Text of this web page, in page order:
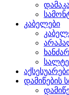
კაბელები
სალტე
დამიწების